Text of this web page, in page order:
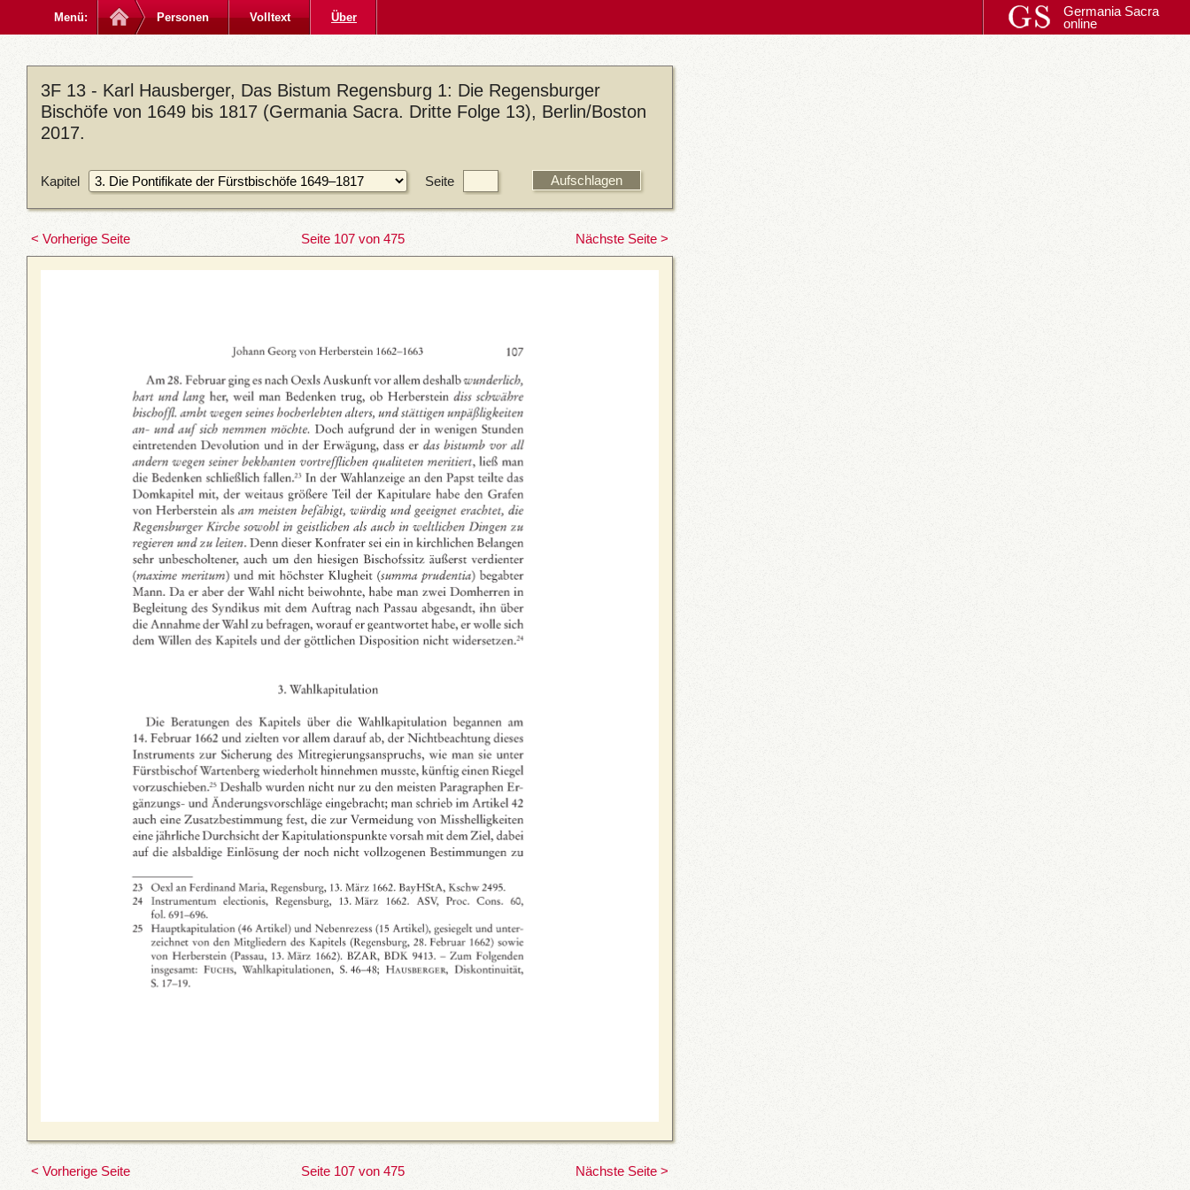
Menü: Personen Volltext Über
Germania Sacra
online
3F 13 - Karl Hausberger, Das Bistum Regensburg 1: Die Regensburger
Bischöfe von 1649 bis 1817 (Germania Sacra. Dritte Folge 13), Berlin/Boston
2017.
Kapitel Seite
< Vorherige Seite Seite 107 von 475 Nächste Seite >
< Vorherige Seite Seite 107 von 475 Nächste Seite >